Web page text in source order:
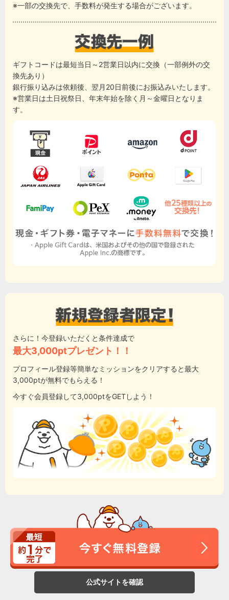
※一部の交換先で、手数料が発生する場合がございます。
ギフトコードは最短当日～2営業日以内に交換（一部例外の交
換先あり）
銀行振り込みは依頼後、翌月20日前後にお振込みいたします。
※営業日は土日祝祭日、年末年始を除く月～金曜日となりま
す。
さらに！今登録いただくと条件達成で
最大3,000ptプレゼント！！
プロフィール登録等簡単なミッションをクリアすると最大
3,000ptが無料でもらえる！
今すぐ会員登録して3,000ptをGETしよう！
公式サイトを確認